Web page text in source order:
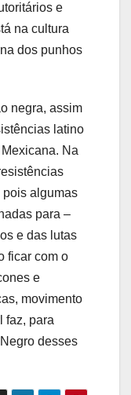
e
na cultura
dos punhos
negra, assim
latino
Na
pois algumas
para –
e das lutas
ficar com o
e
movimento
faz, para
desses